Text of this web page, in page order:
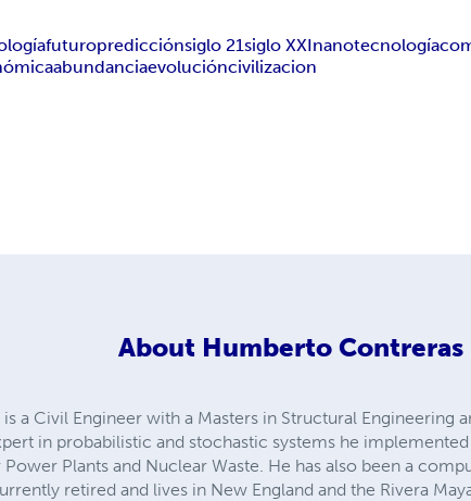
futuropredicciónsiglo 21siglo XXInanotecnología
abundanciaevolucióncivilizacion
About Humberto Contreras
a Civil Engineer with a Masters in Structural Engineering
in probabilistic and stochastic systems he
Plants and Nuclear Waste. He has also been a
retired and lives in New England and the Rivera